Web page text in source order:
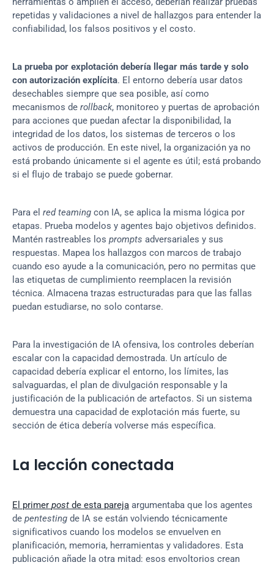
repetidas y validaciones a nivel de hallazgos para entender la
confiabilidad, los falsos positivos y el costo.
La prueba por explotación debería llegar más tarde y solo
con autorización explícita. El entorno debería usar datos
desechables siempre que sea posible, así como
mecanismos de rollback, monitoreo y puertas de aprobación
para acciones que puedan afectar la disponibilidad, la
integridad de los datos, los sistemas de terceros o los
activos de producción. En este nivel, la organización ya no
está probando únicamente si el agente es útil; está probando
si el flujo de trabajo se puede gobernar.
Para el red teaming con IA, se aplica la misma lógica por
etapas. Prueba modelos y agentes bajo objetivos definidos.
Mantén rastreables los prompts adversariales y sus
respuestas. Mapea los hallazgos con marcos de trabajo
cuando eso ayude a la comunicación, pero no permitas que
las etiquetas de cumplimiento reemplacen la revisión
técnica. Almacena trazas estructuradas para que las fallas
puedan estudiarse, no solo contarse.
Para la investigación de IA ofensiva, los controles deberían
escalar con la capacidad demostrada. Un artículo de
capacidad debería explicar el entorno, los límites, las
salvaguardas, el plan de divulgación responsable y la
justificación de la publicación de artefactos. Si un sistema
demuestra una capacidad de explotación más fuerte, su
sección de ética debería volverse más específica.
La lección conectada
El primer post de esta pareja argumentaba que los agentes
de pentesting de IA se están volviendo técnicamente
significativos cuando los modelos se envuelven en
planificación, memoria, herramientas y validadores. Esta
publicación añade la otra mitad: esos envoltorios crean